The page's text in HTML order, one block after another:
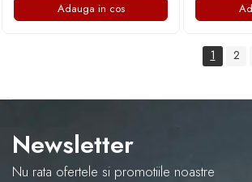
Adauga in cos
1 2
Newsletter
Nu rata ofertele si promotiile noastre